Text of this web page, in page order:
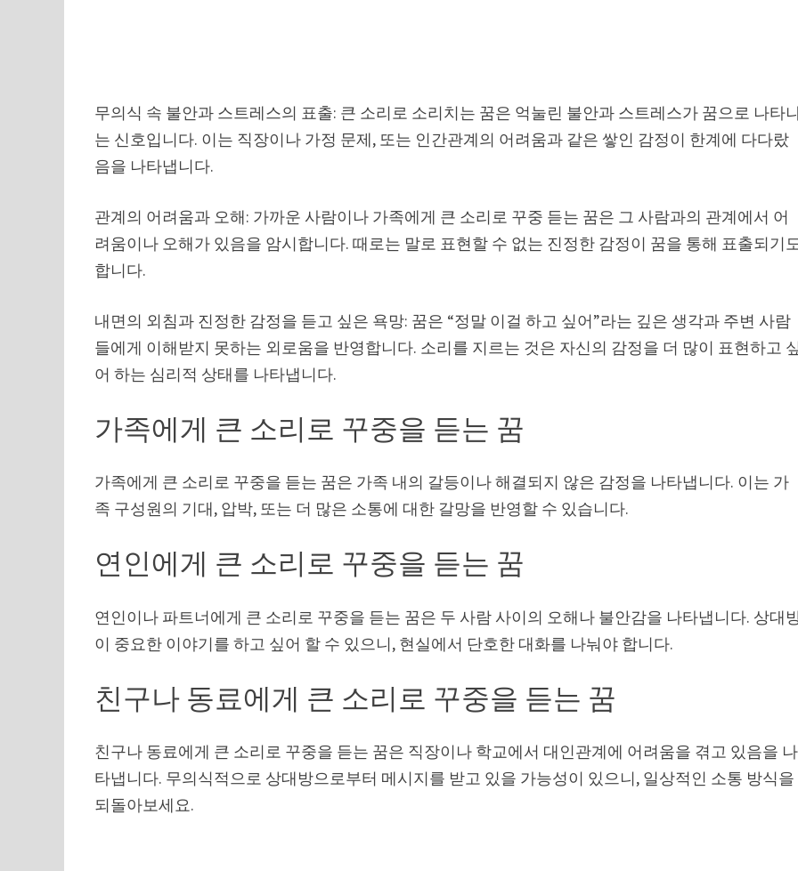
무의식 속 불안과 스트레스의 표출: 큰 소리로 소리치는 꿈은 억눌린 불안과 스트레스가 꿈으로 나타
는 신호입니다. 이는 직장이나 가정 문제, 또는 인간관계의 어려움과 같은 쌓인 감정이 한계에 다다랐
음을 나타냅니다.
관계의 어려움과 오해: 가까운 사람이나 가족에게 큰 소리로 꾸중 듣는 꿈은 그 사람과의 관계에서 어
려움이나 오해가 있음을 암시합니다. 때로는 말로 표현할 수 없는 진정한 감정이 꿈을 통해 표출되기
합니다.
내면의 외침과 진정한 감정을 듣고 싶은 욕망: 꿈은 “정말 이걸 하고 싶어”라는 깊은 생각과 주변 사람
들에게 이해받지 못하는 외로움을 반영합니다. 소리를 지르는 것은 자신의 감정을 더 많이 표현하고
어 하는 심리적 상태를 나타냅니다.
가족에게 큰 소리로 꾸중을 듣는 꿈
가족에게 큰 소리로 꾸중을 듣는 꿈은 가족 내의 갈등이나 해결되지 않은 감정을 나타냅니다. 이는 가
족 구성원의 기대, 압박, 또는 더 많은 소통에 대한 갈망을 반영할 수 있습니다.
연인에게 큰 소리로 꾸중을 듣는 꿈
연인이나 파트너에게 큰 소리로 꾸중을 듣는 꿈은 두 사람 사이의 오해나 불안감을 나타냅니다. 상대
이 중요한 이야기를 하고 싶어 할 수 있으니, 현실에서 단호한 대화를 나눠야 합니다.
친구나 동료에게 큰 소리로 꾸중을 듣는 꿈
친구나 동료에게 큰 소리로 꾸중을 듣는 꿈은 직장이나 학교에서 대인관계에 어려움을 겪고 있음을 나
타냅니다. 무의식적으로 상대방으로부터 메시지를 받고 있을 가능성이 있으니, 일상적인 소통 방식을
되돌아보세요.